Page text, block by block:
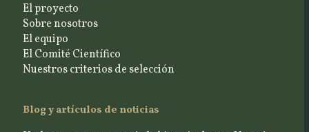
El proyecto
Sobre nosotros
El equipo
El Comité Científico
Nuestros criterios de selección
Blog y artículos de noticias